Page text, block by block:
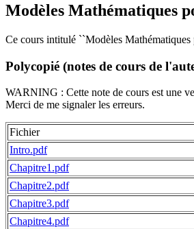
Modèles Mathématiques
Ce cours intitulé ``Modèles
Polycopié (notes de cours de
WARNING : Cette note de cours est une
Merci de me signaler les erreurs.
Fichier
Intro.pdf
Chapitre1.pdf
Chapitre2.pdf
Chapitre3.pdf
Chapitre4.pdf